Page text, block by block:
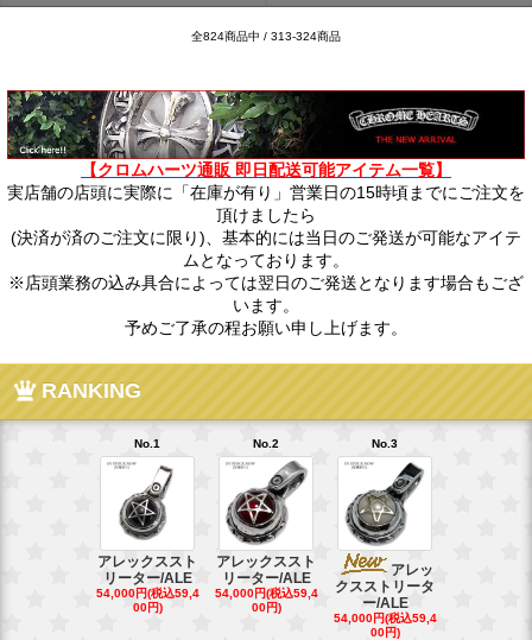
全824商品中 / 313-324商品
【クロムハーツ通販 即日配送可能アイテム一覧】
実店舗の店頭に実際に「在庫が有り」営業日の15時頃までにご注文を
頂けましたら
(決済が済のご注文に限り)、基本的には当日のご発送が可能なアイテ
ムとなっております。
※店頭業務の込み具合によっては翌日のご発送となります場合もござ
います。
予めご了承の程お願い申し上げます。
RANKING
No.1
アレックススト
リーター/ALE
54,000円(税込59,4
00円)
No.2
アレックススト
リーター/ALE
54,000円(税込59,4
00円)
No.3
アレッ
クスストリータ
ー/ALE
54,000円(税込59,4
00円)